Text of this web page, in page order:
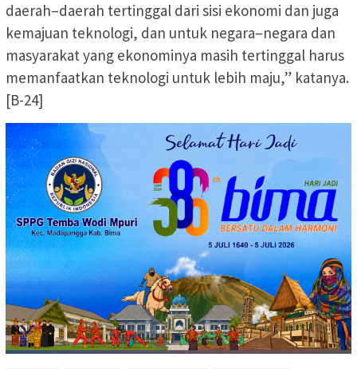
daerah–daerah tertinggal dari sisi ekonomi dan juga
kemajuan teknologi, dan untuk negara–negara dan
masyarakat yang ekonominya masih tertinggal harus
memanfaatkan teknologi untuk lebih maju,” katanya.
[B-24]